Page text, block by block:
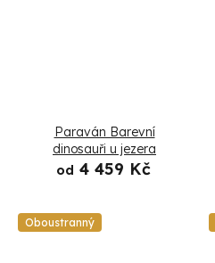
Paraván Barevní
dinosauři u jezera
od 4 459 Kč
Oboustranný